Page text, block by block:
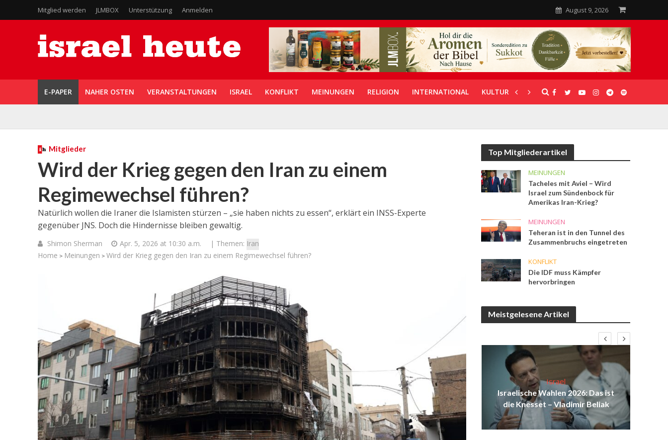
Mitglied werden JLMBOX Unterstützung Anmelden August 9, 2026
E-PAPER NAHER OSTEN VERANSTALTUNGEN ISRAEL KONFLIKT MEINUNGEN RELIGION INTERNATIONAL KULTUR UNTERSTÜTZUNG
Mitglieder
Wird der Krieg gegen den Iran zu einem
Regimewechsel führen?
Natürlich wollen die Iraner die Islamisten stürzen – „sie haben nichts zu essen“, erklärt ein INSS-Experte
gegenüber JNS. Doch die Hindernisse bleiben gewaltig.
Shimon Sherman Apr. 5, 2026 at 10:30 a.m. | Themen: Iran
Home > Meinungen > Wird der Krieg gegen den Iran zu einem Regimewechsel führen?
Top Mitgliederartikel
MEINUNGEN
Tacheles mit Aviel – Wird
Israel zum Sündenbock für
Amerikas Iran-Krieg?
MEINUNGEN
Teheran ist in den Tunnel des
Zusammenbruchs eingetreten
KONFLIKT
Die IDF muss Kämpfer
hervorbringen
Meistgelesene Artikel
Meinungen
Warum ein freier Iran
möglicherweise nicht im
Interesse aller liegt
Israel
Israelische Wahlen 2026: Das ist
die Knesset – Moshe Abutbul
Israel
Israelische Wahlen 2026: Das ist
die Knesset – Vladimir Beliak